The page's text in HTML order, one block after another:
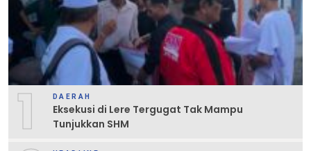
1 DAERAH
Eksekusi di Lere Tergugat Tak Mampu
Tunjukkan SHM